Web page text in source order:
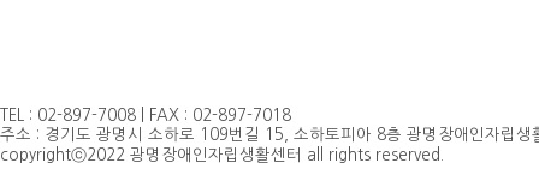
TEL : 02-897-7008 | FAX : 02-897-7018
주소 : 경기도 광명시 소하로 109번길 15, 소하토피아 8층 광명장애인자립
copyrightⓒ2022 광명장애인자립생활센터 all rights reserved.